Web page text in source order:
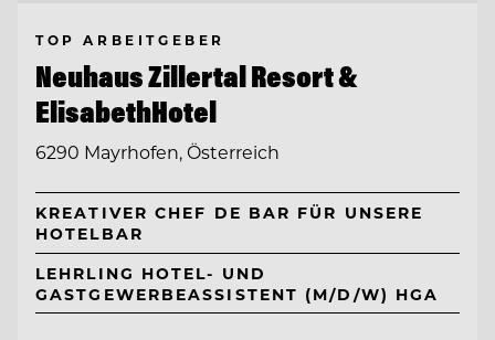
TOP ARBEITGEBER
Neuhaus Zillertal Resort &
ElisabethHotel
6290 Mayrhofen, Österreich
KREATIVER CHEF DE BAR FÜR UNSERE
HOTELBAR
LEHRLING HOTEL- UND
GASTGEWERBEASSISTENT (M/D/W) HGA